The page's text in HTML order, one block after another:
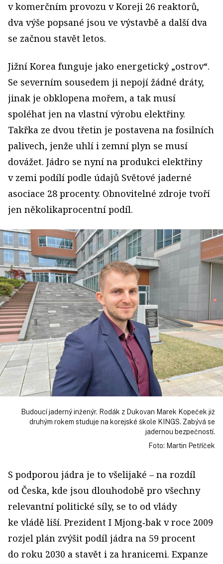
v komerčním provozu v Koreji 26 reaktorů,
dva výše popsané jsou ve výstavbě a další dva
se začnou stavět letos.
Jižní Korea funguje jako energetický „ostrov“.
Se severním sousedem ji nepojí žádné dráty,
jinak je obklopena mořem, a tak musí
spoléhat jen na vlastní výrobu elektřiny.
Takřka ze dvou třetin je postavena na fosilních
palivech, jenže uhlí i zemní plyn se musí
dovážet. Jádro se nyní na produkci elektřiny
v zemi podílí podle údajů Světové jaderné
asociace 28 procenty. Obnovitelné zdroje tvoří
jen několikaprocentní podíl.
Budoucí jaderný inženýr. Rodák z Dukovan Marek Kopeček již
druhým rokem studuje na korejské škole KINGS. Zabývá se
jadernou bezpečností.
Foto: Martin Petříček
S podporou jádra je to všelijaké – na rozdíl
od Česka, kde jsou dlouhodobě pro všechny
relevantní politické síly, se to od vlády
ke vládě liší. Prezident I Mjong‑bak v roce 2009
rozjel plán zvýšit podíl jádra na 59 procent
do roku 2030 a stavět i za hranicemi. Expanze